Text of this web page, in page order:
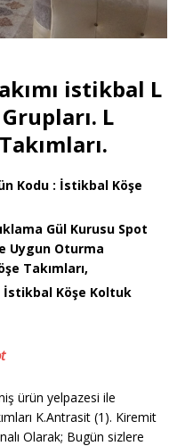
istikbal L
L
Kodu : İstikbal Köşe
Gül Kurusu Spot
Uygun Oturma
Takımları,
İstikbal Köşe Koltuk
ürün yelpazesi ile
K.Antrasit (1). Kiremit
Olarak; Bugün sizlere